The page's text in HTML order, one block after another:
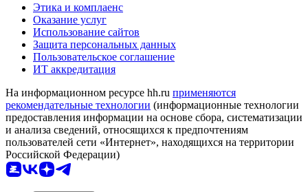
Этика и комплаенс
Оказание услуг
Использование сайтов
Защита персональных данных
Пользовательское соглашение
ИТ аккредитация
На информационном ресурсе hh.ru применяются
рекомендательные технологии (информационные технологии
предоставления информации на основе сбора, систематизации
и анализа сведений, относящихся к предпочтениям
пользователей сети «Интернет», находящихся на территории
Российской Федерации)